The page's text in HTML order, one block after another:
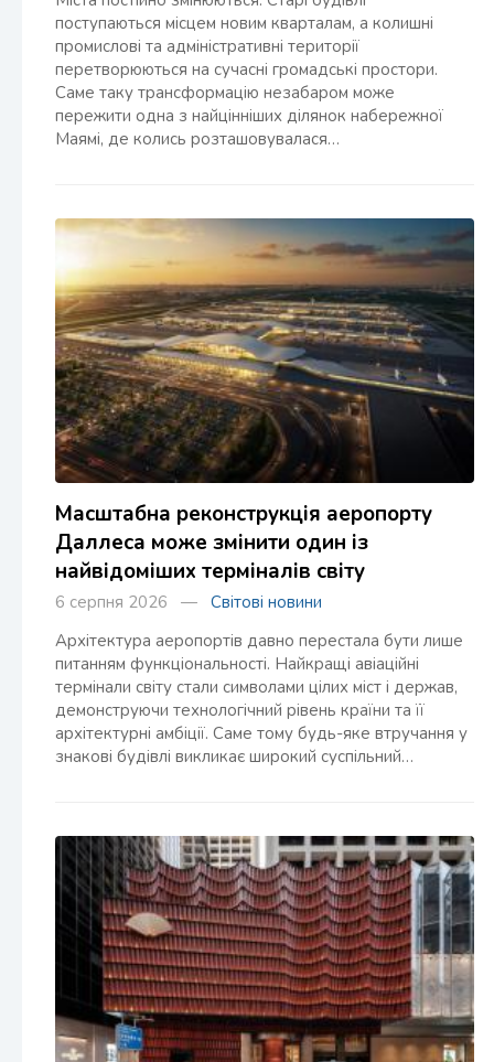
поступаються місцем новим кварталам, а колишні
промислові та адміністративні території
перетворюються на сучасні громадські простори.
Саме таку трансформацію незабаром може
пережити одна з найцінніших ділянок набережної
Маямі, де колись розташовувалася…
Масштабна реконструкція аеропорту
Даллеса може змінити один із
найвідоміших терміналів світу
6 серпня 2026 — Світові новини
Архітектура аеропортів давно перестала бути лише
питанням функціональності. Найкращі авіаційні
термінали світу стали символами цілих міст і держав,
демонструючи технологічний рівень країни та її
архітектурні амбіції. Саме тому будь-яке втручання у
знакові будівлі викликає широкий суспільний…